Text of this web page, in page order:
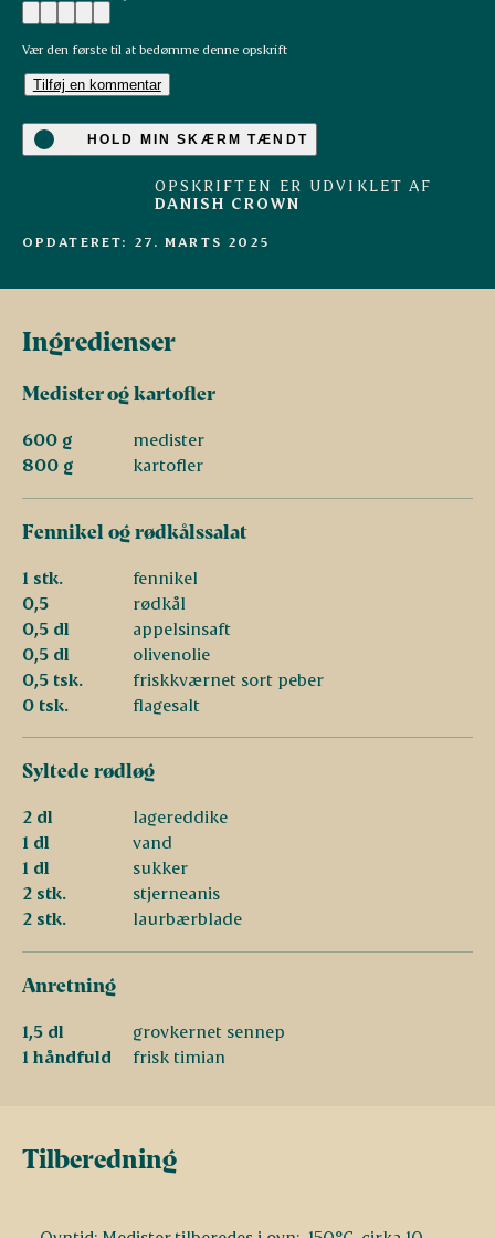
Vær den første til at bedømme denne opskrift
Tilføj en kommentar
HOLD MIN SKÆRM TÆNDT
OPSKRIFTEN ER UDVIKLET AF
DANISH CROWN
OPDATERET: 27. MARTS 2025
Ingredienser
Medister og kartofler
600 g
medister
800 g
kartofler
Fennikel og rødkålssalat
1 stk.
fennikel
0,5
rødkål
0,5 dl
appelsinsaft
0,5 dl
olivenolie
0,5 tsk.
friskkværnet sort peber
0 tsk.
flagesalt
Syltede rødløg
2 dl
lagereddike
1 dl
vand
1 dl
sukker
2 stk.
stjerneanis
2 stk.
laurbærblade
Anretning
1,5 dl
grovkernet sennep
1 håndfuld
frisk timian
Tilberedning